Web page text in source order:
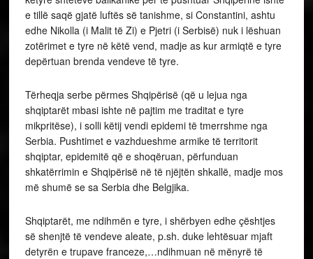
e tillë saqë gjatë luftës së tanishme, si Constantini, ashtu
edhe Nikolla (i Malit të Zi) e Pjetri (i Serbisë) nuk i lëshuan
zotërimet e tyre në këtë vend, madje as kur armiqtë e tyre
depërtuan brenda vendeve të tyre.
Tërheqja serbe përmes Shqipërisë (që u lejua nga
shqiptarët mbasi ishte në pajtim me traditat e tyre
mikpritëse), i solli këtij vendi epidemi të tmerrshme nga
Serbia. Pushtimet e vazhdueshme armike të territorit
shqiptar, epidemitë që e shoqëruan, përfunduan
shkatërrimin e Shqipërisë në të njëjtën shkallë, madje mos
më shumë se sa Serbia dhe Belgjika.
Shqiptarët, me ndihmën e tyre, i shërbyen edhe çështjes
së shenjtë të vendeve aleate, p.sh. duke lehtësuar mjaft
detyrën e trupave franceze,…ndihmuan në mënyrë të